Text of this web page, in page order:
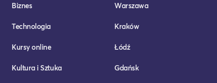
Biznes
Technologia
Kursy online
Kultura i Sztuka
Warszawa
Kraków
Łódź
Gdańsk